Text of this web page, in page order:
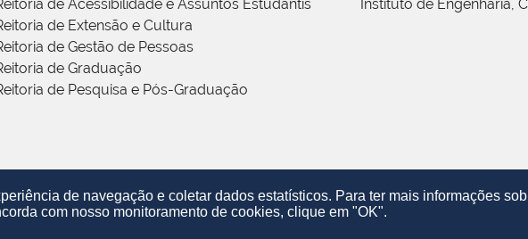
de navegação e coletar dados estatísticos. Para ter mais informações
com nosso monitoramento de cookies, clique em "OK".
de Acessibilidade e Assuntos Estudantis
de Extensão e Cultura
de Gestão de Pessoas
de Graduação
de Pesquisa e Pós-Graduação
Instituto de Engenharia,